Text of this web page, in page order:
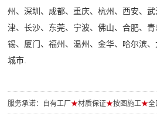
州、深圳、成都、重庆、杭州、西安、
津、长沙、东莞、宁波、佛山、合肥、
锡、厦门、福州、温州、金华、哈尔滨
城市.
服务承诺：自有工厂★材质保证★按图施工★全